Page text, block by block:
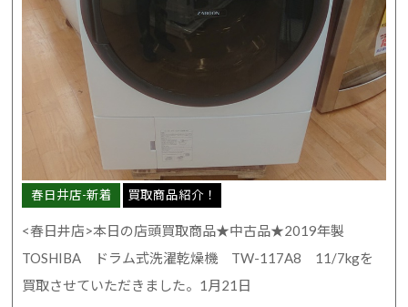
春日井店-新着 買取商品紹介！
<春日井店>本日の店頭買取商品★中古品★2019年製
TOSHIBA ドラム式洗濯乾燥機 TW-117A8 11/7kgを
買取させていただきました。1月21日